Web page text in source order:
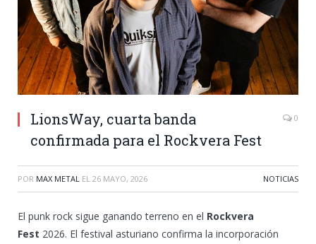
LionsWay, cuarta banda
confirmada para el Rockvera Fest
0
POR MAX METAL EL 26 MAYO, 2026 NOTICIAS
El punk rock sigue ganando terreno en el Rockvera
Fest 2026. El festival asturiano confirma la incorporación